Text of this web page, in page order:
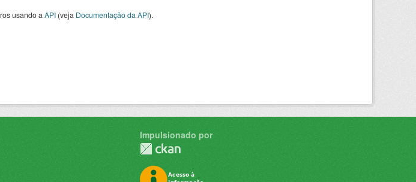
usando a API(veja Documentação da API).
Impulsionado por